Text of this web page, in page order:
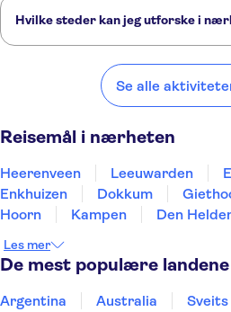
Hvilke steder kan jeg utforske i
Leeuwarden Emmeloord
Se alle
Reisemål i nærheten
Heerenveen Leeuwarden
Enkhuizen
Dokkum
Hoorn
Kampen Den
Les mer
De mest populære landene
Argentina Australia Sveits